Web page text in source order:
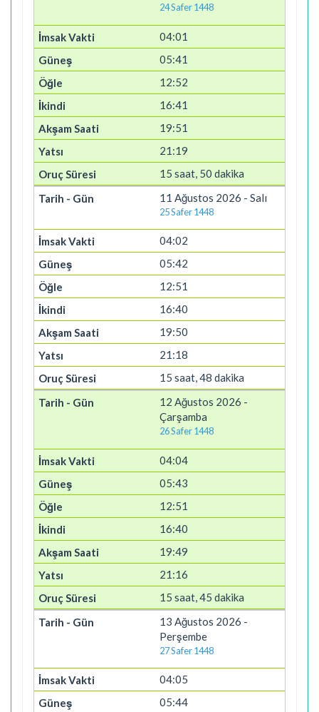
24 Safer 1448
04:01
05:41
12:52
16:41
19:51
21:19
15 saat, 50 dakika
11 Ağustos 2026 - Salı
25 Safer 1448
04:02
05:42
12:51
16:40
19:50
21:18
15 saat, 48 dakika
12 Ağustos 2026 -
Çarşamba
26 Safer 1448
04:04
05:43
12:51
16:40
19:49
21:16
15 saat, 45 dakika
13 Ağustos 2026 -
Perşembe
27 Safer 1448
04:05
05:44